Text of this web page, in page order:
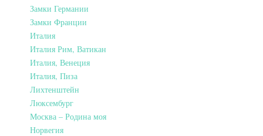
Замки Германии
Замки Франции
Италия
Италия Рим, Ватикан
Италия, Венеция
Италия, Пиза
Лихтенштейн
Люксембург
Москва – Родина моя
Норвегия